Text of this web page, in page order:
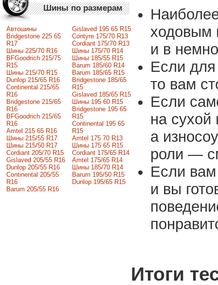
Шины по размерам
Автошины
Bridgestone 225 65
R17
Шины 225/70 R16
BFGoodrich 215/75
R15
Шины 215/70 R15
Dunlop 215/65 R16
Continental 215/65
R16
Bridgestone 215/65
R16
BFGoodrich 215/65
R16
Amtel 215 65 R16
Шины 215/55 R17
Шины 215/50 R17
Сordiant 205/70 R15
Gislaved 205/55 R16
Dunlop 205/55 R16
Continental 205/55
R16
Barum 205/55 R16
Gislaved 195 65 R15
Contyre 175/70 R13
Cordiant 175/70 R13
Шины 175/70 R14
Шины 185/55 R15
Barum 185/60 R14
Barum 185/65 R15
Bridgestone 185/65
R15
Gislaved 185/65 R15
Шины 195 60 R15
Bridgestone 195 65
R15
Continental 195 65
R15
Amtel 175 70 R13
Шины 175 65 R15
Cordiant 175/65 R14
Amtel 175/65 R14
Шины 185/70 R14
Barum 195/50 R15
Dunlop 195/65 R15
ходовым
и в
Если
то вам
Если
на сухой
а
роли —
Если вам
и вы
Итоги